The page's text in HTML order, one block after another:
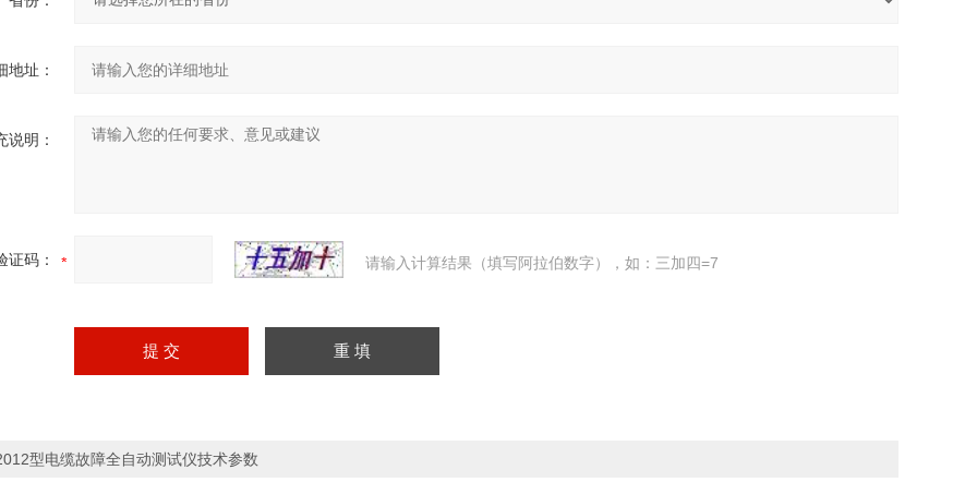
地址：
说明：
证码： 请输入计算结果（填写阿拉伯数字），如：三加四=7
型电缆故障全自动测试仪技术参数